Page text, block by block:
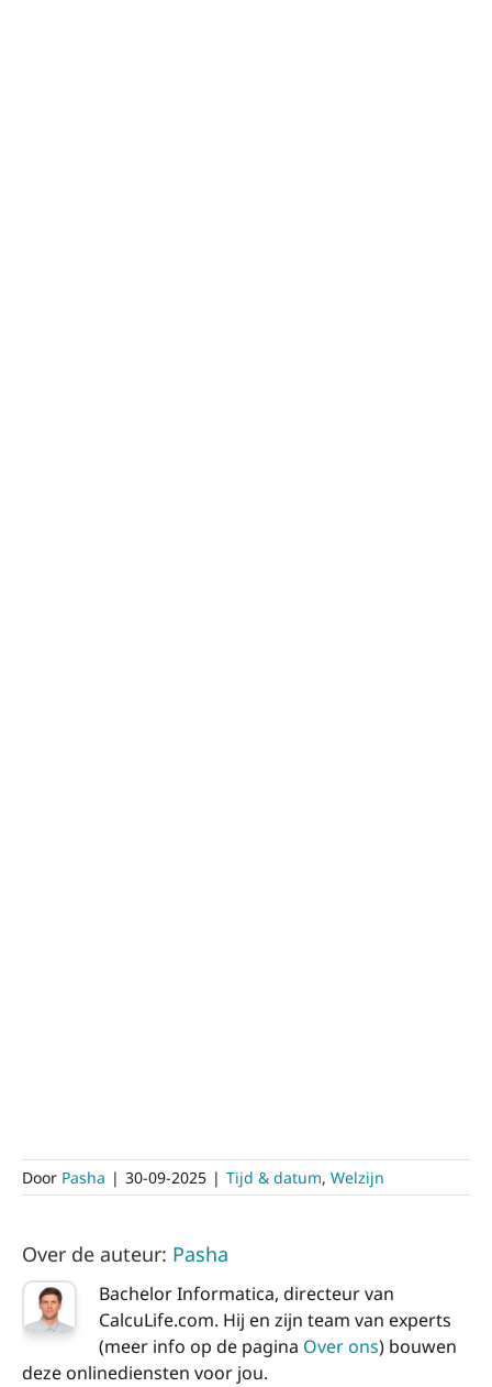
Door Pasha | 30-09-2025 | Tijd & datum, Welzijn
Over de auteur: Pasha
Bachelor Informatica, directeur van
CalcuLife.com. Hij en zijn team van experts
(meer info op de pagina Over ons) bouwen
deze onlinediensten voor jou.